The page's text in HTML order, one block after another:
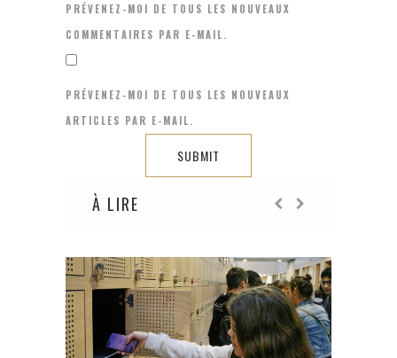
PRÉVENEZ-MOI DE TOUS LES NOUVEAUX
COMMENTAIRES PAR E-MAIL.
PRÉVENEZ-MOI DE TOUS LES NOUVEAUX
ARTICLES PAR E-MAIL.
À LIRE